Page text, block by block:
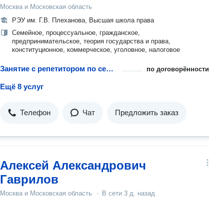
Москва и Московская область
РЭУ им. Г.В. Плеханова, Высшая школа права
Семейное, процессуальное, гражданское,
предпринимательское, теория государства и права,
конституционное, коммерческое, уголовное, налоговое
Занятие с репетитором по семейному праву по договорённости
Ещё 8 услуг
Телефон Чат Предложить заказ
Алексей Александрович
Гаврилов
Москва и Московская область · В сети 3 д. назад